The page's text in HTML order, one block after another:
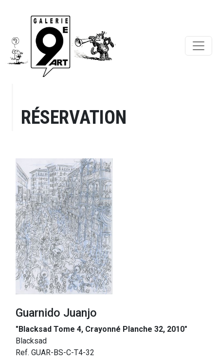
RÉSERVATION
Guarnido Juanjo
"Blacksad Tome 4, Crayonné Planche 32, 2010"
Blacksad
Ref. GUAR-BS-C-T4-32